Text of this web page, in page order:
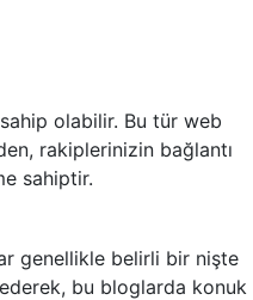
olabilir. Bu tür web
rakiplerinizin bağlantı
sahiptir.
genellikle belirli bir nişte
ederek, bu bloglarda konuk